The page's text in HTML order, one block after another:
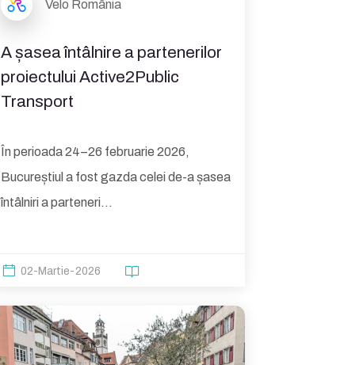
Velo România
A șasea întâlnire a partenerilor
proiectului Active2Public
Transport
În perioada 24–26 februarie 2026,
Bucureștiul a fost gazda celei de-a șasea
întâlniri a parteneri...
02-Martie-2026